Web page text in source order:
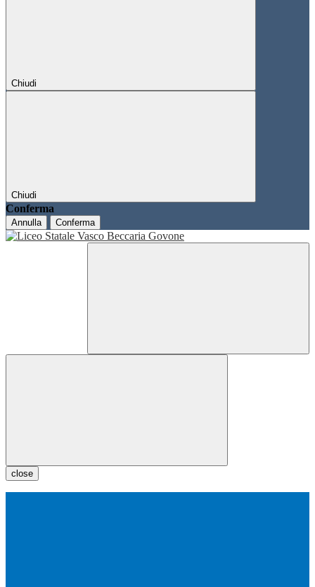
Chiudi
Chiudi
Conferma
Annulla Conferma
close